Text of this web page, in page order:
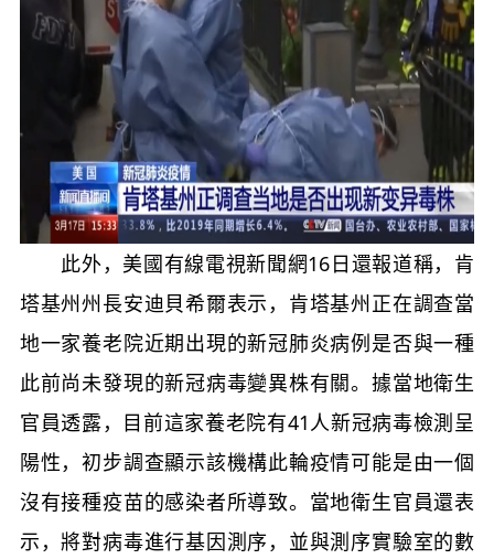
此外，美國有線電視新聞網16日還報道稱，肯
塔基州州長安迪貝希爾表示，肯塔基州正在調查當
地一家養老院近期出現的新冠肺炎病例是否與一種
此前尚未發現的新冠病毒變異株有關。據當地衛生
官員透露，目前這家養老院有41人新冠病毒檢測呈
陽性，初步調查顯示該機構此輪疫情可能是由一個
沒有接種疫苗的感染者所導致。當地衛生官員還表
示，將對病毒進行基因測序，並與測序實驗室的數